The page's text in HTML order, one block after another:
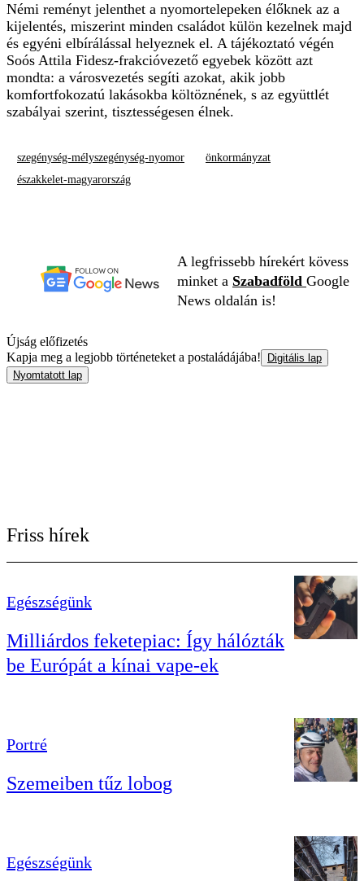
Némi reményt jelenthet a nyomortelepeken élőknek az a
kijelentés, miszerint minden családot külön kezelnek majd
és egyéni elbírálással helyeznek el. A tájékoztató végén
Soós Attila Fidesz-frakcióvezető egyebek között azt
mondta: a városvezetés segíti azokat, akik jobb
komfortfokozatú lakásokba költöznének, s az együttlét
szabályai szerint, tisztességesen élnek.
szegénység-mélyszegénység-nyomor
önkormányzat
északkelet-magyarország
A legfrissebb hírekért kövess
minket a Szabadföld Google
News oldalán is!
Újság előfizetés
Kapja meg a legjobb történeteket a postaládájába!
Digitális lap
Nyomtatott lap
Friss hírek
Egészségünk
Milliárdos feketepiac: Így hálózták
be Európát a kínai vape-ek
Portré
Szemeiben tűz lobog
Egészségünk